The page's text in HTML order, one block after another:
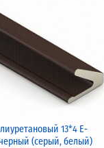
13*4 Е-
(серый, белый)